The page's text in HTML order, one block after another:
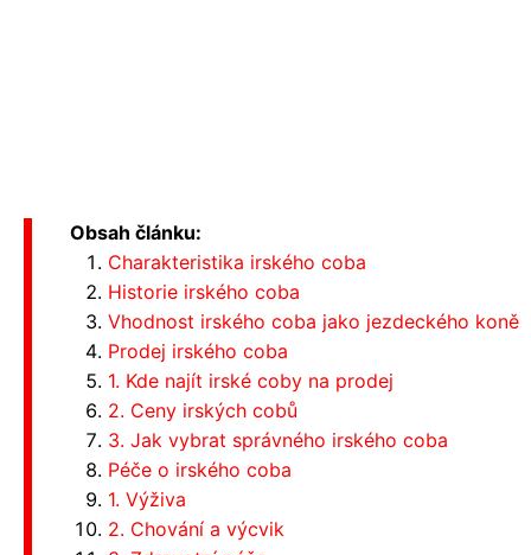
Obsah článku:
Charakteristika irského coba
Historie irského coba
Vhodnost irského coba jako jezdeckého koně
Prodej irského coba
1. Kde najít irské coby na prodej
2. Ceny irských cobů
3. Jak vybrat správného irského coba
Péče o irského coba
1. Výživa
2. Chování a výcvik